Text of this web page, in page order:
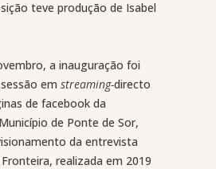
teve produção de Isabel
a inauguração foi
em streaming-directo
de facebook da
de Ponte de Sor,
da entrevista
realizada em 2019